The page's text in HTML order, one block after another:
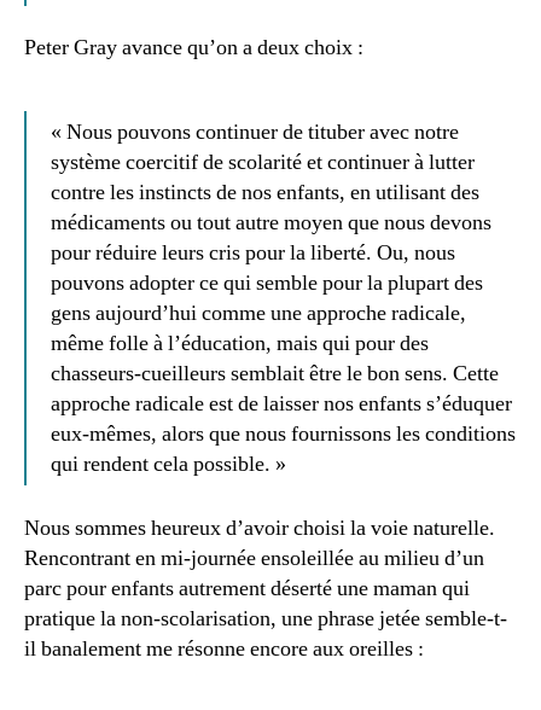
Peter Gray avance qu’on a deux choix :
« Nous pouvons continuer de tituber avec notre
système coercitif de scolarité et continuer à lutter
contre les instincts de nos enfants, en utilisant des
médicaments ou tout autre moyen que nous devons
pour réduire leurs cris pour la liberté. Ou, nous
pouvons adopter ce qui semble pour la plupart des
gens aujourd’hui comme une approche radicale,
même folle à l’éducation, mais qui pour des
chasseurs-cueilleurs semblait être le bon sens. Cette
approche radicale est de laisser nos enfants s’éduquer
eux-mêmes, alors que nous fournissons les conditions
qui rendent cela possible. »
Nous sommes heureux d’avoir choisi la voie naturelle.
Rencontrant en mi-journée ensoleillée au milieu d’un
parc pour enfants autrement déserté une maman qui
pratique la non-scolarisation, une phrase jetée semble-t-
il banalement me résonne encore aux oreilles :